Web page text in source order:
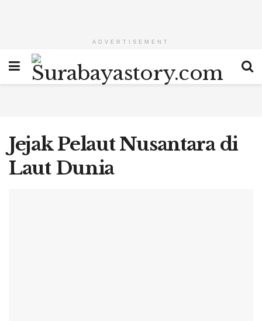
ADVERTISEMENT
Jejak Pelaut Nusantara di
Laut Dunia